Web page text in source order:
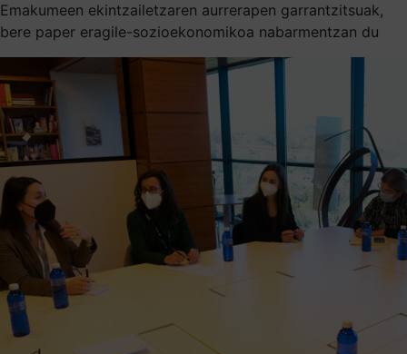
Emakumeen ekintzailetzaren aurrerapen garrantzitsuak,
bere paper eragile-sozioekonomikoa nabarmentzan du